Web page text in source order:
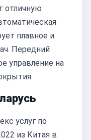
отличную
плавное и
Передний
управление на
услуг по
из Китая в